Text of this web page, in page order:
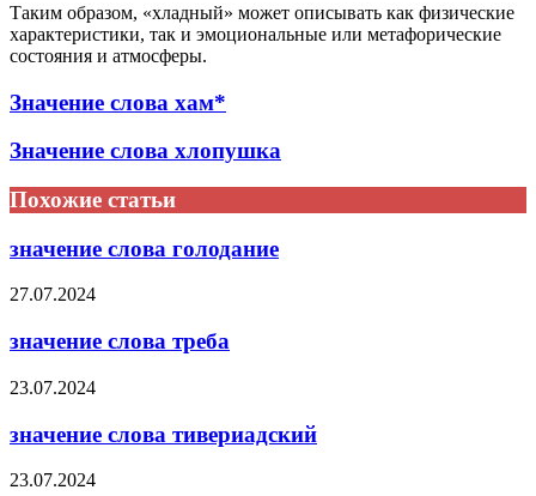
Таким образом, «хладный» может описывать как физические
характеристики, так и эмоциональные или метафорические
состояния и атмосферы.
Значение слова хам*
Значение слова хлопушка
Похожие статьи
значение слова голодание
27.07.2024
значение слова треба
23.07.2024
значение слова тивериадский
23.07.2024